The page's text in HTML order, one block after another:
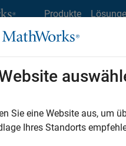
Produkte
MathWorks
Stellensuche
FILTER:
Sie eine Website aus, um
Ihres Standorts